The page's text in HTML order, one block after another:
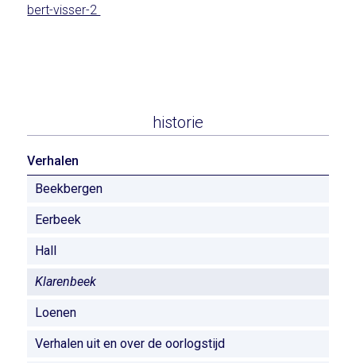
bert-visser-2
historie
Verhalen
Beekbergen
Eerbeek
Hall
Klarenbeek
Loenen
Verhalen uit en over de oorlogstijd